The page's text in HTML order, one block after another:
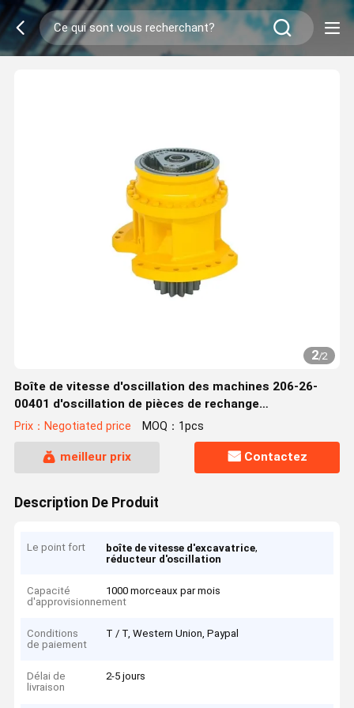
2/2
Boîte de vitesse d'oscillation des machines 206-26-
00401 d'oscillation de pièces de rechange
d'excavatrice de PC220-7 PC240-8
Prix：Negotiated price MOQ：1pcs
meilleur prix Contactez
Description De Produit
Le point fort boîte de vitesse d'excavatrice,
réducteur d'oscillation
Capacité
d'approvisionnement
1000 morceaux par mois
Conditions
de paiement
T / T, Western Union, Paypal
Délai de
livraison
2-5 jours